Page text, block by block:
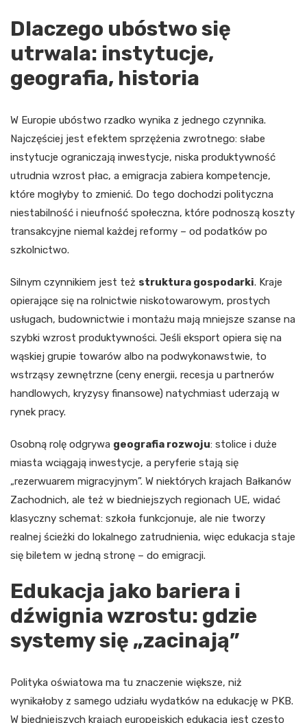
Dlaczego ubóstwo się
utrwala: instytucje,
geografia, historia
W Europie ubóstwo rzadko wynika z jednego czynnika.
Najczęściej jest efektem sprzężenia zwrotnego: słabe
instytucje ograniczają inwestycje, niska produktywność
utrudnia wzrost płac, a emigracja zabiera kompetencje,
które mogłyby to zmienić. Do tego dochodzi polityczna
niestabilność i nieufność społeczna, które podnoszą koszty
transakcyjne niemal każdej reformy – od podatków po
szkolnictwo.
Silnym czynnikiem jest też struktura gospodarki. Kraje
opierające się na rolnictwie niskotowarowym, prostych
usługach, budownictwie i montażu mają mniejsze szanse na
szybki wzrost produktywności. Jeśli eksport opiera się na
wąskiej grupie towarów albo na podwykonawstwie, to
wstrząsy zewnętrzne (ceny energii, recesja u partnerów
handlowych, kryzysy finansowe) natychmiast uderzają w
rynek pracy.
Osobną rolę odgrywa geografia rozwoju: stolice i duże
miasta wciągają inwestycje, a peryferie stają się
„rezerwuarem migracyjnym”. W niektórych krajach Bałkanów
Zachodnich, ale też w biedniejszych regionach UE, widać
klasyczny schemat: szkoła funkcjonuje, ale nie tworzy
realnej ścieżki do lokalnego zatrudnienia, więc edukacja staje
się biletem w jedną stronę – do emigracji.
Edukacja jako bariera i
dźwignia wzrostu: gdzie
systemy się „zacinają”
Polityka oświatowa ma tu znaczenie większe, niż
wynikałoby z samego udziału wydatków na edukację w PKB.
W biedniejszych krajach europejskich edukacja jest często